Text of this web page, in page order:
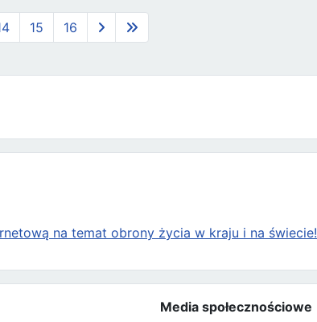
na temat obrony życia w kraju i na świecie!
Media społecznościowe
15 16